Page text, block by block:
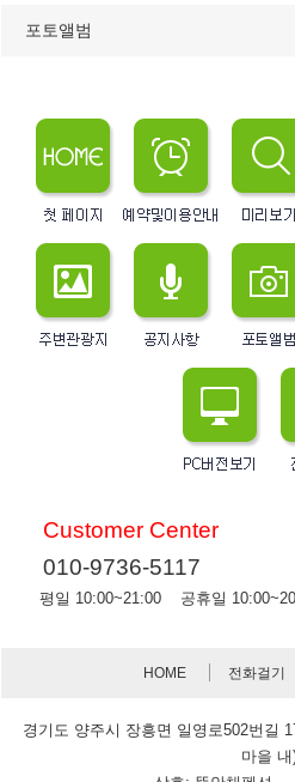
포토앨범
Customer Center
010-9736-5117
평일 10:00~21:00 공휴일
HOME 전화걸기
경기도 양주시 장흥면 일영로502번길
마을 내